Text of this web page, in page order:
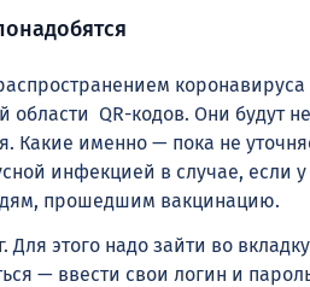
QR-кодов. Они будут
Какие именно — пока не
инфекцией в случае, если у
прошедшим вакцинацию.
Для этого надо зайти во вкладку
— ввести свои логин и